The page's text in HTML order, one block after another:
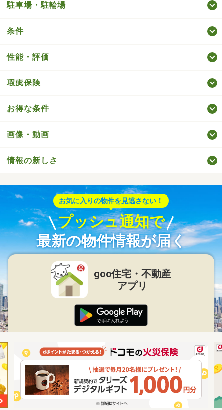
駐車場・駐輪場
条件
性能・評価
瑕疵保険
お得な条件
画像・動画
情報の新しさ
お気に入りの物件を見逃さない！
プッシュ通知で
最新の物件情報が届く
goo住宅・不動産
アプリ